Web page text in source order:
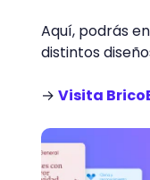
Aquí, podrás
distintos
→ Visita